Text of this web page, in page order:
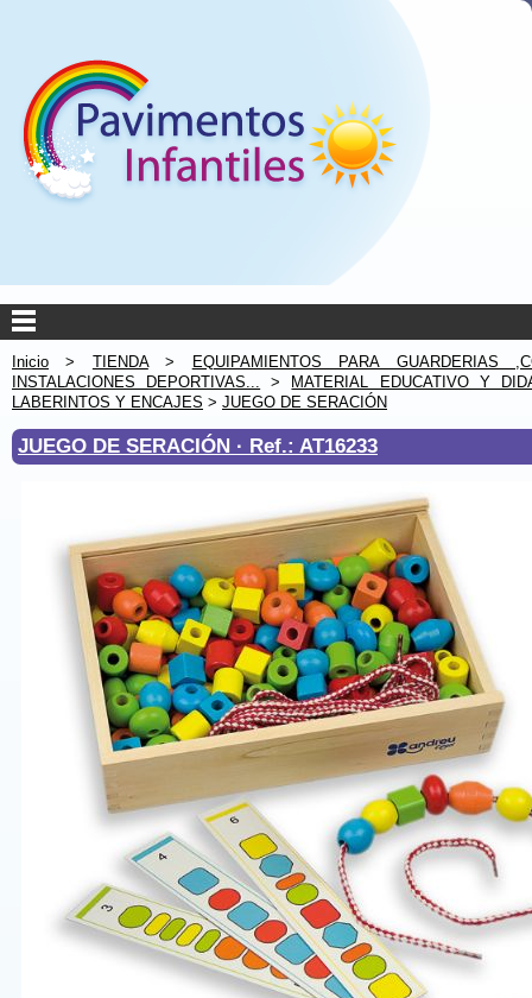
Inicio > TIENDA>
EQUIPAMIENTOS PARA GUARDERIAS
INSTALACIONES DEPORTIVAS... >
MATERIAL EDUCATIVO Y
LABERINTOS Y ENCAJES > JUEGO DE SERACIÓN
JUEGO DE SERACIÓN · Ref.: AT16233